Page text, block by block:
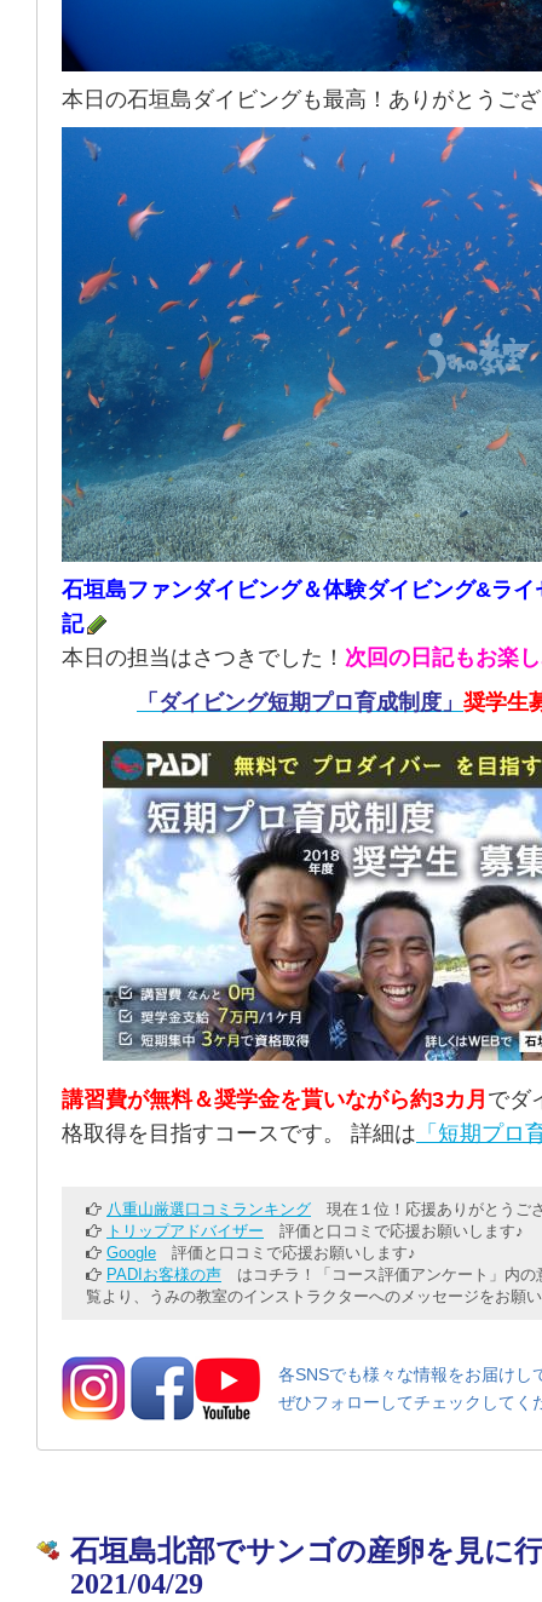
本日の石垣島ダイビングも最高！ありがとうご
石垣島ファンダイビング＆体験ダイビング&ラ
記
本日の担当はさつきでした！ 次回の日記もお楽
「ダイビング短期プロ育成制度」 奨学生
講習費が無料＆奨学金を貰いながら約3カ月 でダ
格取得を目指すコースです。 詳細は 「短期プロ
八重山厳選口コミランキング 現在１位！応援ありがとうご
トリップアドバイザー 評価と口コミで応援お願いします♪
Google 評価と口コミで応援お願いします♪
PADIお客様の声 はコチラ！「コース評価アンケート」内の
覧より、うみの教室のインストラクターへのメッセージをお願
各SNSでも様々な情報をお届けし
ぜひフォローしてチェックしてく
石垣島北部でサンゴの産卵を見
2021/04/29